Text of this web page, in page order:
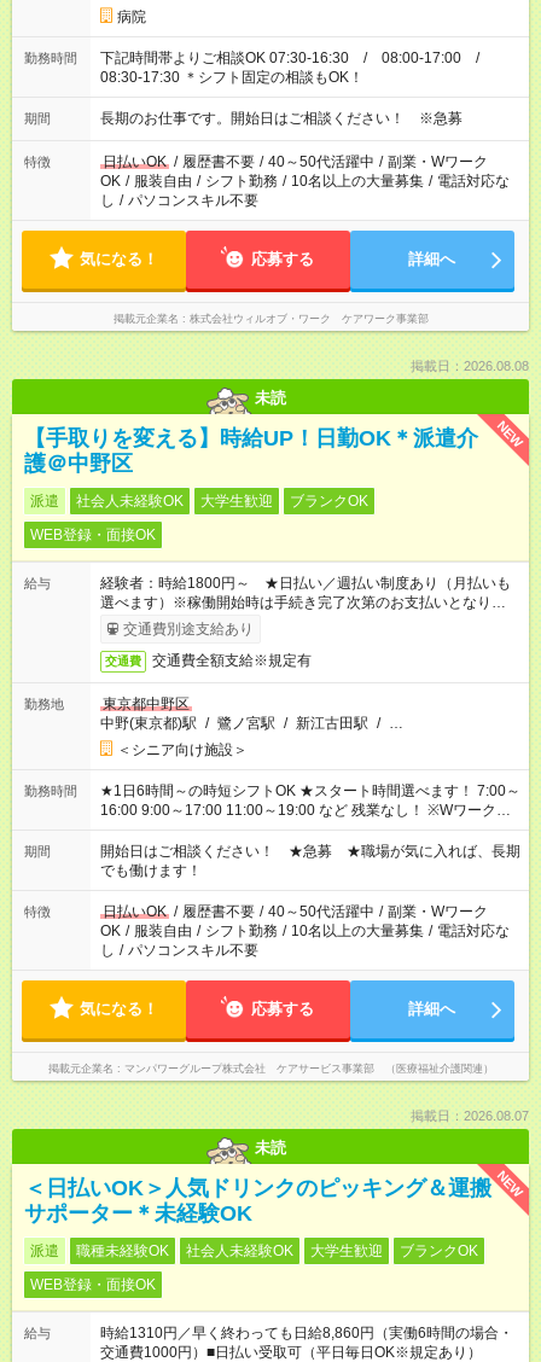
病院
勤務時間
下記時間帯よりご相談OK 07:30-16:30 / 08:00-17:00 /
08:30-17:30 ＊シフト固定の相談もOK！
期間 長期のお仕事です。開始日はご相談ください！ ※急募
特徴 日払いOK / 履歴書不要 / 40～50代活躍中 / 副業・Wワーク
OK / 服装自由 / シフト勤務 / 10名以上の大量募集 / 電話対応な
し / パソコンスキル不要
気になる！ 応募する 詳細へ
掲載元企業名 株式会社ウィルオブ・ワーク ケアワーク事業部
掲載日：2026.08.08
未読
NEW
【手取りを変える】時給UP！日勤OK＊派遣介
護＠中野区
派遣 社会人未経験OK 大学生歓迎
ブランクOK
WEB登録・面接OK
給与
経験者：時給1800円～ ★日払い／週払い制度あり（月払いも
選べます）※稼働開始時は手続き完了次第のお支払いとなりま
す。交通費別途支給あり
交通費 交通費全額支給※規定有
勤務地
東京都中野区
中野(東京都)駅 / 鷺ノ宮駅 / 新江古田駅 / …
＜シニア向け施設＞
勤務時間
★1日6時間～の時短シフトOK ★スタート時間選べます！ 7:00～
16:00 9:00～17:00 11:00～19:00 など 残業なし！ ※Wワークの
場合、他のお仕事と合わせ週40時間超の就業はご案内できませ
ん ※法令に基づき、週20時間以上勤務は社会保険への加入対象
となります ※労働者派遣法（日雇い派遣の原則禁止）により、
短時間・短期間の就業はご案内が難しい場合があります
期間
開始日はご相談ください！ ★急募 ★職場が気に入れば、長期
でも働けます！
特徴 日払いOK / 履歴書不要 / 40～50代活躍中 / 副業・Wワーク
OK / 服装自由 / シフト勤務 / 10名以上の大量募集 / 電話対応な
し / パソコンスキル不要
気になる！ 応募する 詳細へ
掲載元企業名 マンパワーグループ株式会社 ケアサービス事業部 （医療福祉介護関連）
掲載日：2026.08.07
未読
NEW
＜日払いOK＞人気ドリンクのピッキング＆運搬
サポーター＊未経験OK
派遣 職種未経験OK 社会人未経験OK 大学生歓迎
ブランクOK
WEB登録・面接OK
給与
時給1310円／早く終わっても日給8,860円（実働6時間の場合・
交通費1000円）■日払い受取可（平日毎日OK※規定あり）